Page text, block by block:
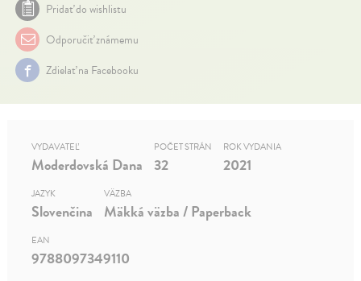
Pridať do wishlistu
Odporučiť známemu
Zdielať na Facebooku
VYDAVATEĽ
Moderdovská Dana
POČET STRÁN
32
ROK VYDANIA
2021
JAZYK
Slovenčina
VÄZBA
Mäkká väzba / Paperback
EAN
9788097349110